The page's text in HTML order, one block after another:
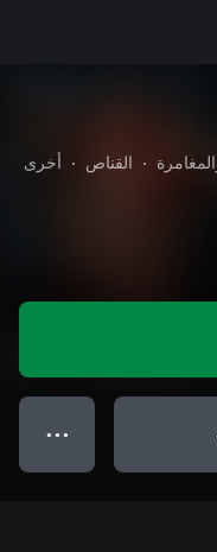
• القناص • أخرى
● ● ●